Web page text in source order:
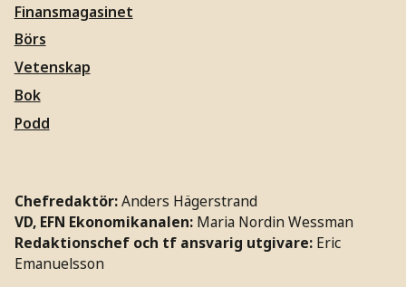
Finansmagasinet
Börs
Vetenskap
Bok
Podd
Chefredaktör:Anders Hägerstrand
VD, EFN Ekonomikanalen: Maria Nordin Wessman
Redaktionschef och tf ansvarig utgivare: Eric
Emanuelsson